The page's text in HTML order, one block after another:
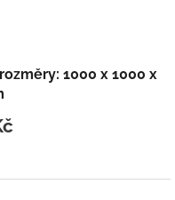
1000 x 1000 x